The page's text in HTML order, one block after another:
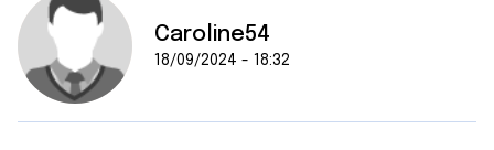
Caroline54
18/09/2024 - 18:32